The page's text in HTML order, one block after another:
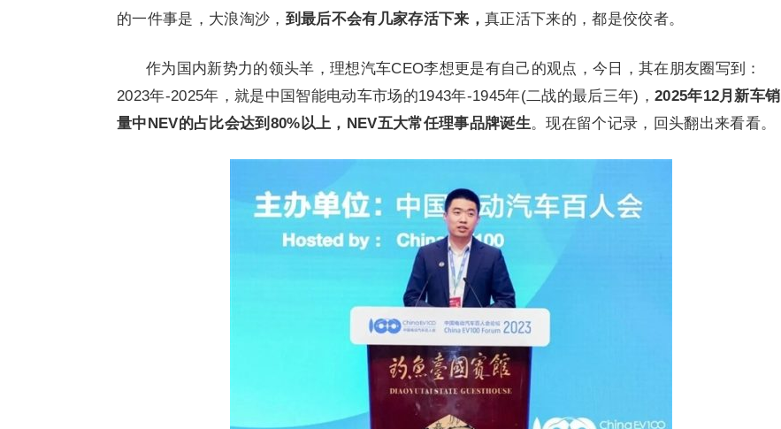
的一件事是，大浪淘沙， 到最后不会有几家存活下来， 真正活下来的，都是佼佼者。
作为国内新势力的领头羊，理想汽车CEO李想更是有自己的观点，今日，其在朋友圈写到：
2023年-2025年，就是中国智能电动车市场的1943年-1945年(二战的最后三年)， 2025年12月新车销
量中NEV的占比会达到80%以上，NEV五大常任理事品牌诞生。现在留个记录，回头翻出来看看。